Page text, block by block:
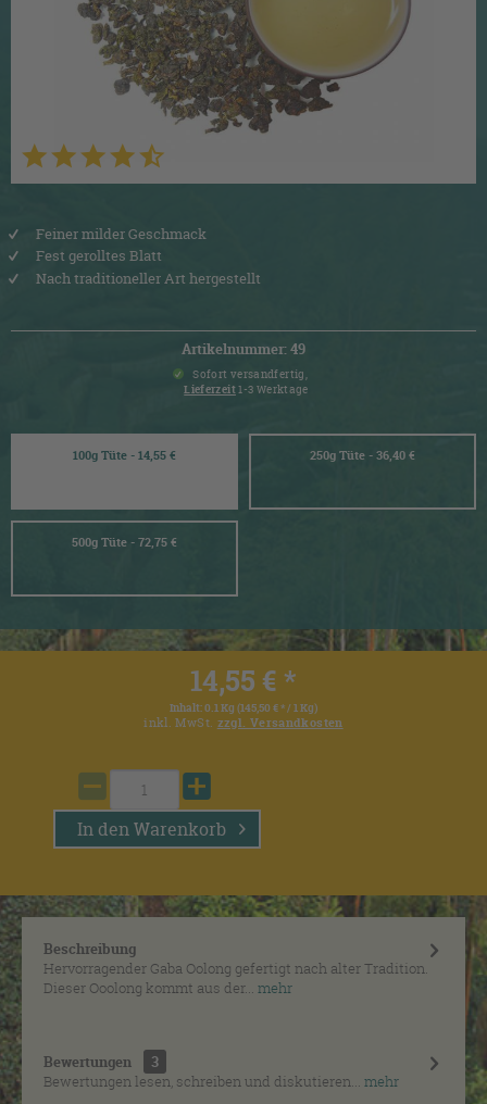
Feiner milder Geschmack
Fest gerolltes Blatt
Nach traditioneller Art hergestellt
Artikelnummer: 49
Sofort versandfertig,
Lieferzeit1-3 Werktage
100g Tüte - 14,55 € 250g Tüte - 36,40 €
500g Tüte - 72,75 €
14,55 € *
Inhalt:0.1 Kg (145,50 € * / 1 Kg)
inkl. MwSt. zzgl. Versandkosten
In denWarenkorb
Beschreibung
Hervorragender Gaba Oolong gefertigt nach alter Tradition.
Dieser Ooolong kommt aus der... mehr
Bewertungen
3
Bewertungen lesen, schreiben und diskutieren... mehr